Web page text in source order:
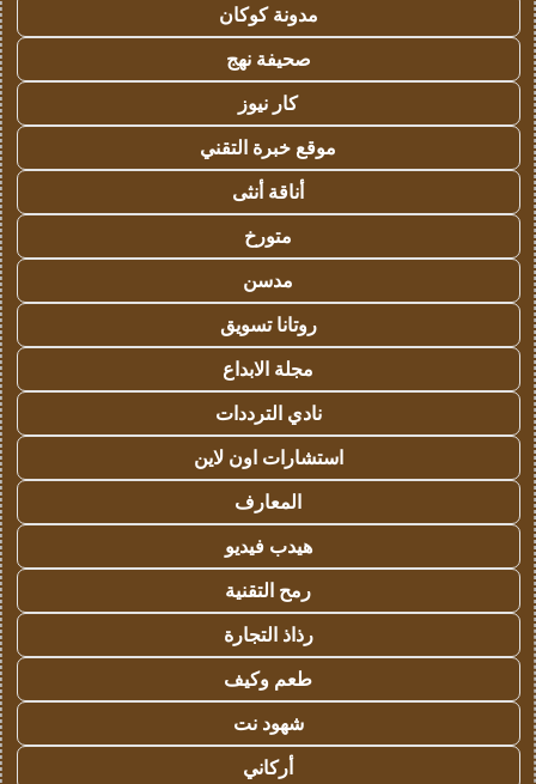
مدونة كوكان
صحيفة نهج
كار نيوز
موقع خبرة التقني
أناقة أنثى
متورخ
مدسن
روتانا تسويق
مجلة الابداع
نادي الترددات
استشارات اون لاين
المعارف
هيدب فيديو
رمح التقنية
رذاذ التجارة
طعم وكيف
شهود نت
أركاني